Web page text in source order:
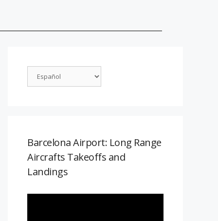
Barcelona Airport: Long Range
Aircrafts Takeoffs and
Landings